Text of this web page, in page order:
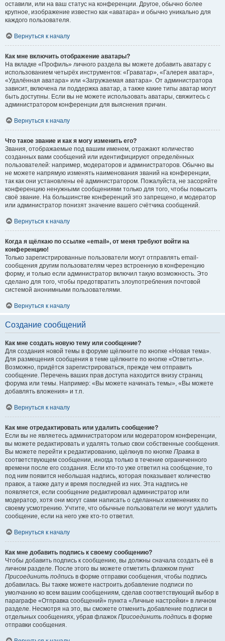
оставили, или на ваш статус на конференции. Другое, обычно более
крупное, изображение известно как «аватара» и обычно уникально для
каждого пользователя.
Вернуться к началу
Как мне включить отображение аватары?
На вкладке «Профиль» личного раздела вы можете добавить аватару с
использованием четырёх инструментов: «Граватар», «Галерея аватар»,
«Удалённая аватара» или «Загружаемая аватара». От администратора
зависит, включена ли поддержка аватар, а также какие типы аватар могут
быть доступны. Если вы не можете использовать аватары, свяжитесь с
администратором конференции для выяснения причин.
Вернуться к началу
Что такое звание и как я могу изменить его?
Звания, отображаемые под вашим именем, отражают количество
созданных вами сообщений или идентифицируют определённых
пользователей: например, модераторов и администраторов. Обычно вы
не можете напрямую изменять наименования званий на конференции,
так как они установлены её администратором. Пожалуйста, не засоряйте
конференцию ненужными сообщениями только для того, чтобы повысить
своё звание. На большинстве конференций это запрещено, и модератор
или администратор понизят значение вашего счётчика сообщений.
Вернуться к началу
Когда я щёлкаю по ссылке «email», от меня требуют войти на
конференцию!
Только зарегистрированные пользователи могут отправлять email-
сообщения другим пользователям через встроенную в конференцию
форму, и только если администратор включил такую возможность. Это
сделано для того, чтобы предотвратить злоупотребления почтовой
системой анонимными пользователями.
Вернуться к началу
Создание сообщений
Как мне создать новую тему или сообщение?
Для создания новой темы в форуме щёлкните по кнопке «Новая тема».
Для размещения сообщения в теме щёлкните по кнопке «Ответить».
Возможно, придётся зарегистрироваться, прежде чем отправить
сообщение. Перечень ваших прав доступа находится внизу страниц
форума или темы. Например: «Вы можете начинать темы», «Вы можете
добавлять вложения» и т.п.
Вернуться к началу
Как мне отредактировать или удалить сообщение?
Если вы не являетесь администратором или модератором конференции,
вы можете редактировать и удалять только свои собственные сообщения.
Вы можете перейти к редактированию, щёлкнув по кнопке Правка в
соответствующем сообщении, иногда только в течение ограниченного
времени после его создания. Если кто-то уже ответил на сообщение, то
под ним появится небольшая надпись, которая показывает количество
правок, а также дату и время последней из них. Эта надпись не
появляется, если сообщение редактировал администратор или
модератор, хотя они могут сами написать о сделанных изменениях по
своему усмотрению. Учтите, что обычные пользователи не могут удалить
сообщение, если на него уже кто-то ответил.
Вернуться к началу
Как мне добавить подпись к своему сообщению?
Чтобы добавить подпись к сообщению, вы должны сначала создать её в
личном разделе. После этого вы можете отметить флажком пункт
Присоединить подпись в форме отправки сообщения, чтобы подпись
добавилась. Вы также можете настроить добавление подписи по
умолчанию ко всем вашим сообщениям, сделав соответствующий выбор в
параграфе «Отправка сообщений» пункта «Личные настройки» в личном
разделе. Несмотря на это, вы сможете отменить добавление подписи в
отдельных сообщениях, убрав флажок Присоединить подпись в форме
отправки сообщения.